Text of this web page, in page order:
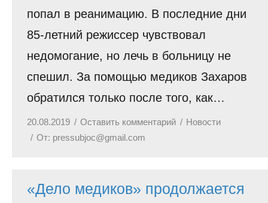
попал в реанимацию. В последние дни
85-летний режиссер чувствовал
недомогание, но лечь в больницу не
спешил. За помощью медиков Захаров
обратился только после того, как…
20.08.2019 Оставить комментарий
Новости
От: pressubjoc@gmail.com
«Дело медиков» продолжается